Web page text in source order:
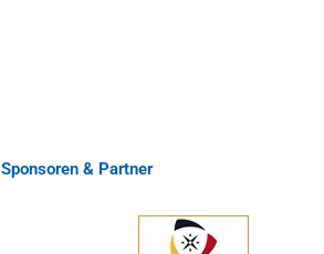
Sponsoren & Partner